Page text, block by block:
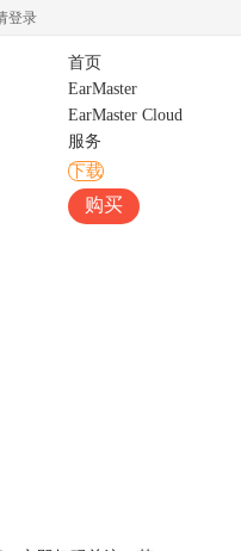
登录
首页
EarMaster
EarMaster Cloud
服务
下载
购买